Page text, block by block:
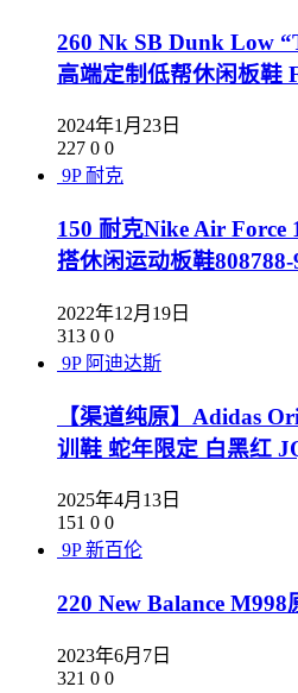
260 Nk SB Dunk Low
高端定制低帮休闲板鞋
2024年1月23日
227 0 0
9P 耐克
150 耐克Nike Air
搭休闲运动板鞋808788-
2022年12月19日
313 0 0
9P 阿迪达斯
【渠道纯原】Adidas
训鞋 蛇年限定 白黑红
2025年4月13日
151 0 0
9P 新百伦
220 New Balance
2023年6月7日
321 0 0